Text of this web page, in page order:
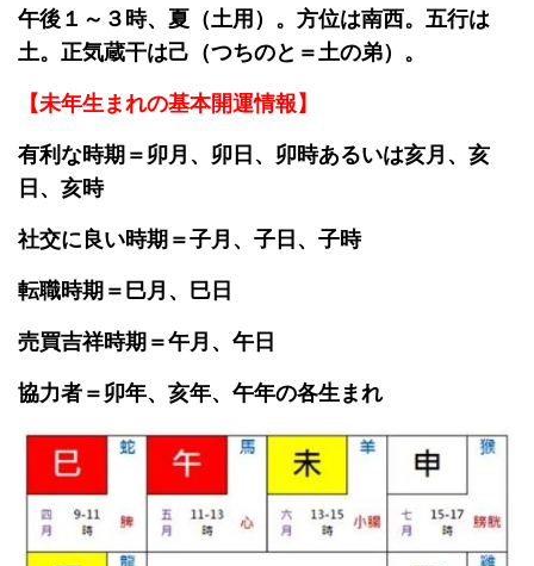
午後１～３時、夏（土用）。方位は南西。五行は
土。正気蔵干は己（つちのと＝土の弟）。
【未年生まれの基本開運情報】
有利な時期＝卯月、卯日、卯時あるいは亥月、亥
日、亥時
社交に良い時期＝子月、子日、子時
転職時期＝巳月、巳日
売買吉祥時期＝午月、午日
協力者＝卯年、亥年、午年の各生まれ